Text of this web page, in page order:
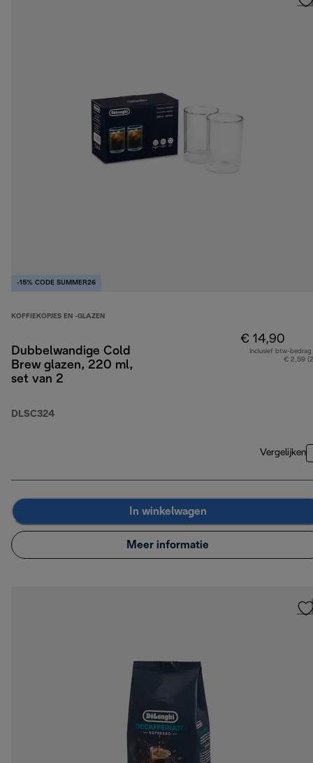
-15% CODE SUMMER26
KOFFIEKOPJES EN -GLAZEN
Dubbelwandige Cold
Brew glazen, 220 ml,
set van 2
DLSC324
€ 14,90
Inclusief btw-bedrag
€ 2,59
Vergelijken
In winkelwagen
Meer informatie